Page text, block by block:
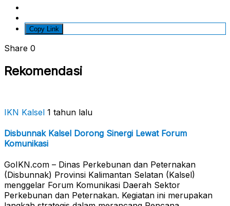
Copy Link
Share 0
Rekomendasi
IKN Kalsel 1 tahun lalu
Disbunnak Kalsel Dorong Sinergi Lewat Forum
Komunikasi
GoIKN.com – Dinas Perkebunan dan Peternakan
(Disbunnak) Provinsi Kalimantan Selatan (Kalsel)
menggelar Forum Komunikasi Daerah Sektor
Perkebunan dan Peternakan. Kegiatan ini merupakan